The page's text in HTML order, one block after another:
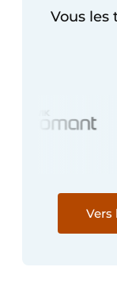
Vous les
Vers